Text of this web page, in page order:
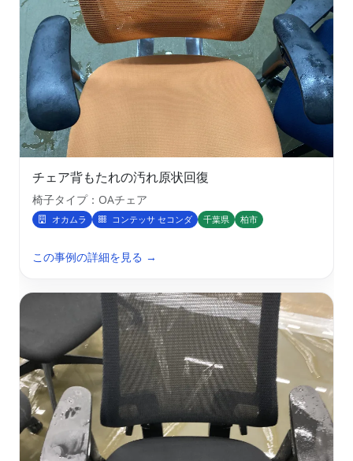
チェア背もたれの汚れ原状回復
椅子タイプ：OAチェア
オカムラ コンテッサ セコンダ 千葉県 柏市
この事例の詳細を見る →